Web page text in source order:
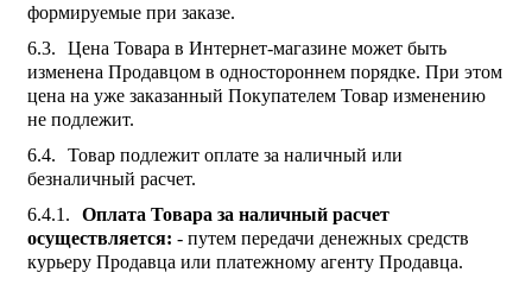
формируемые при заказе.
Цена Товара в Интернет-магазине может быть
изменена Продавцом в одностороннем порядке. При этом
цена на уже заказанный Покупателем Товар изменению
не подлежит.
Товар подлежит оплате за наличный или
безналичный расчет.
Оплата Товара за наличный расчет
осуществляется: - путем передачи денежных средств
курьеру Продавца или платежному агенту Продавца.